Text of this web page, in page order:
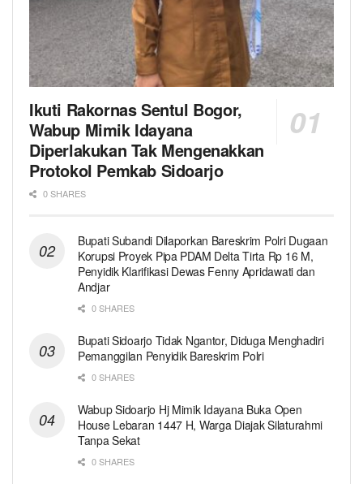
Ikuti Rakornas Sentul Bogor,
Wabup Mimik Idayana
Diperlakukan Tak Mengenakkan
Protokol Pemkab Sidoarjo
0 SHARES
Bupati Subandi Dilaporkan Bareskrim Polri Dugaan
Korupsi Proyek Pipa PDAM Delta Tirta Rp 16 M,
Penyidik Klarifikasi Dewas Fenny Apridawati dan
Andjar
0 SHARES
Bupati Sidoarjo Tidak Ngantor, Diduga Menghadiri
Pemanggilan Penyidik Bareskrim Polri
0 SHARES
Wabup Sidoarjo Hj Mimik Idayana Buka Open
House Lebaran 1447 H, Warga Diajak Silaturahmi
Tanpa Sekat
0 SHARES